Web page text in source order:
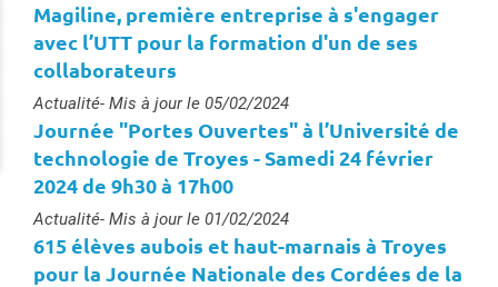
Magiline, première entreprise à s'engager
avec l’UTT pour la formation d'un de ses
collaborateurs
Type :
Actualité- Mis à jour le 05/02/2024
Journée "Portes Ouvertes" à l’Université de
technologie de Troyes - Samedi 24 février
2024 de 9h30 à 17h00
Type :
Actualité- Mis à jour le 01/02/2024
615 élèves aubois et haut-marnais à Troyes
pour la Journée Nationale des Cordées de la